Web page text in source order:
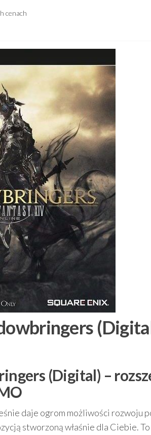
cenach
(Digital) –
daje ogrom możliwości rozwoju
stworzoną właśnie dla Ciebie.